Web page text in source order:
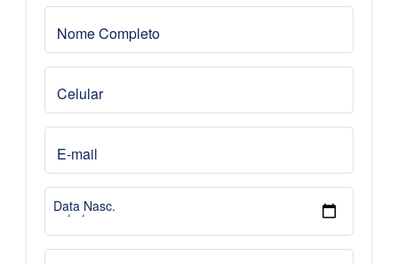
Nome Completo
Celular
E-mail
Data Nasc.